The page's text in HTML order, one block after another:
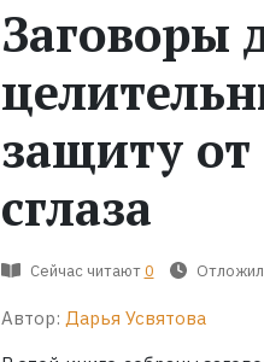
Заговоры
защиту от
сглаза
Сейчас читают 0
Автор: Дарья Усвятова